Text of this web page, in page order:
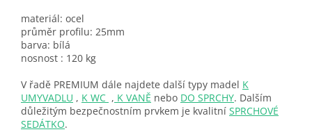
materiál: ocel
průměr profilu: 25mm
barva: bílá
nosnost : 120 kg
V řadě PREMIUM dále najdete další typy madel K
UMYVADLU , K WC , K VANĚ nebo DO SPRCHY. Dalším
důležitým bezpečnostním prvkem je kvalitní SPRCHOVÉ
SEDÁTKO.